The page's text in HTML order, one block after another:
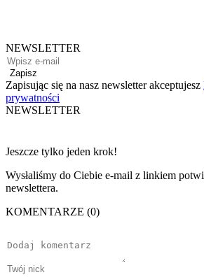
NEWSLETTER
Zapisz
Zapisując się na nasz newsletter akceptujesz
prywatności
NEWSLETTER
Jeszcze tylko jeden krok!
Wysłaliśmy do Ciebie e-mail z linkiem
newslettera.
KOMENTARZE (0)